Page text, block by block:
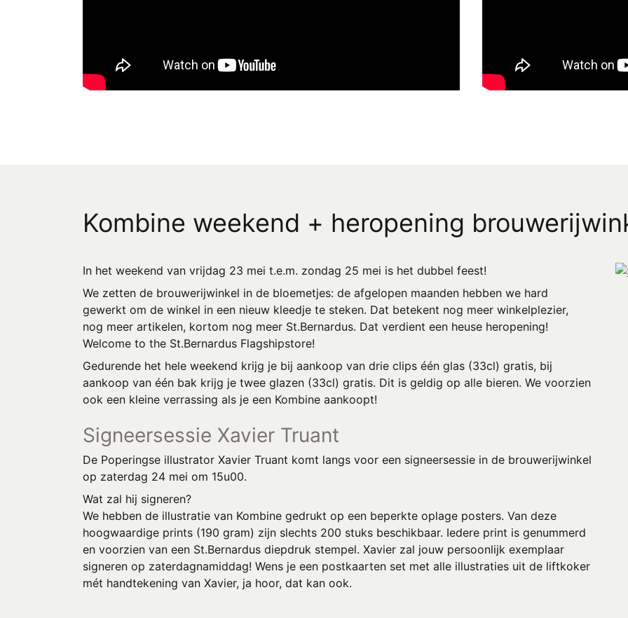
Kombine weekend + heropening
In het weekend van vrijdag 23 mei t.e.m. zondag 25 mei is het dubbel feest!
We zetten de brouwerijwinkel in de bloemetjes: de afgelopen maanden hebben we hard
gewerkt om de winkel in een nieuw kleedje te steken. Dat betekent nog meer winkelplezier,
nog meer artikelen, kortom nog meer St.Bernardus. Dat verdient een heuse heropening!
Welcome to the St.Bernardus Flagshipstore!
Gedurende het hele weekend krijg je bij aankoop van drie clips één glas (33cl) gratis, bij
aankoop van één bak krijg je twee glazen (33cl) gratis. Dit is geldig op alle bieren. We voorzien
ook een kleine verrassing als je een Kombine aankoopt!
Signeersessie Xavier Truant
De Poperingse illustrator Xavier Truant komt langs voor een signeersessie in de brouwerijwinkel
op zaterdag 24 mei om 15u00.
Wat zal hij signeren?
We hebben de illustratie van Kombine gedrukt op een beperkte oplage posters. Van deze
hoogwaardige prints (190 gram) zijn slechts 200 stuks beschikbaar. Iedere print is genummerd
en voorzien van een St.Bernardus diepdruk stempel. Xavier zal jouw persoonlijk exemplaar
signeren op zaterdagnamiddag! Wens je een postkaarten set met alle illustraties uit de liftkoker
mét handtekening van Xavier, ja hoor, dat kan ook.